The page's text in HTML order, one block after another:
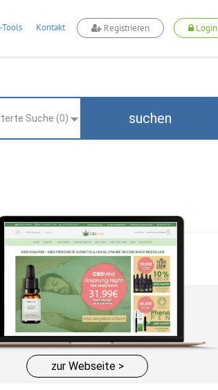
Tools Kontakt Registrieren Login
Suche (0) suchen
zur Webseite >